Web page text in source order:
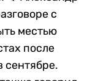
с
местью
после
сентябре.